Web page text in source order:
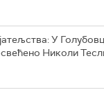
У
Николи